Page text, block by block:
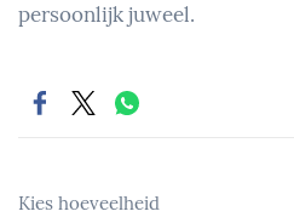
persoonlijk juweel.
Kies hoeveelheid